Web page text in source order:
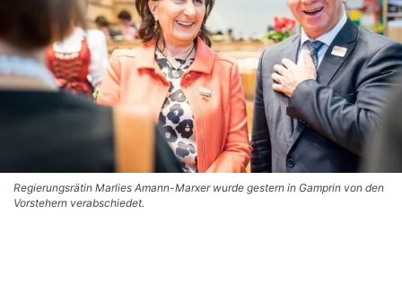
Regierungsrätin Marlies Amann-Marxer wurde gestern in Gamprin von den
Vorstehern verabschiedet.